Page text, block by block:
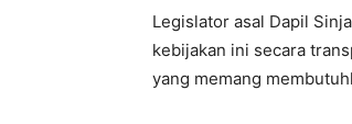
Legislator asal Dapil
kebijakan ini secara
yang memang